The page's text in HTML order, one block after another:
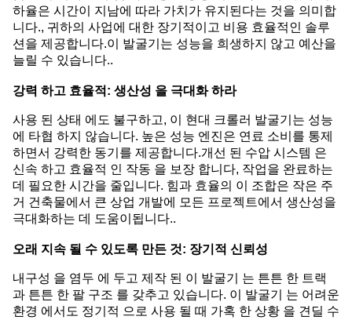
하율은 시간이 지남에 따라 가치가 유지된다는 것을 의미합
니다., 귀하의 사업에 대한 장기적이고 비용 효율적인 솔루
션을 제공합니다.이 발굴기는 성능을 희생하지 않고 예산을
늘릴 수 있습니다..
강력 하고 효율적: 생산성 을 극대화 하라
사용 된 상태 에도 불구하고, 이 현대 크롤러 발굴기는 성능
에 타협 하지 않습니다. 높은 성능 엔진은 연료 소비를 통제
하면서 강력한 동기를 제공합니다.개선 된 수압 시스템 은
신속 하고 효율적 인 작동 을 보장 합니다, 작업을 완료하는
데 필요한 시간을 줄입니다. 힘과 효율의 이 조합은 작은 주
거 건축물에서 큰 상업 개발에 모든 프로젝트에서 생산성을
극대화하는 데 도움이됩니다..
오래 지속 될 수 있도록 만든 것: 장기적 신뢰성
내구성 을 염두 에 두고 제작 된 이 발굴기 는 튼튼 한 트랙
과 튼튼 한 팔 구조 를 갖추고 있습니다. 이 발굴기 는 어려운
환경 에서도 정기적 으로 사용 될 때 가혹 한 상황 을 견딜 수